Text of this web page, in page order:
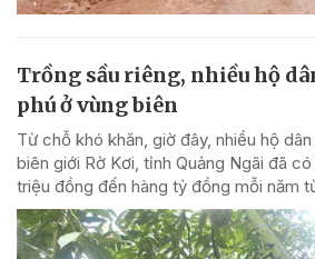
Trồng sầu riêng, nhiều hộ
phú ở vùng biên
Từ chỗ khó khăn, giờ đây, nhiều hộ
biên giới Rờ Kơi, tỉnh Quảng Ngãi đã
triệu đồng đến hàng tỷ đồng mỗi năm